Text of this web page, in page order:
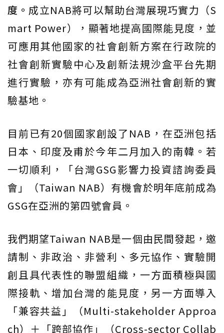
度。 成立NAB將可以幫助台灣展現巧實力（S
mart Power），顯著地提高國際能見度，並
可應用其他國家的社會創新方案在行政院的
社會創新實驗中心及創新法規沙盒平台先期
進行實驗，亦有可能成為亞洲社會創新的實
驗基地。
目前已有20個國家創設了NAB，在亞洲包括
日本、印度及甫於今年二月加入的南韓。若
一切順利，「台灣GSG影響力投資諮詢委員
會」（Taiwan NAB）有機會於明年底前成為
GSG在亞洲的第四號會員。
我們期望Taiwan NAB是一個由民間發起，邀
請制、非政治、非營利、多元協作、實驗開
創且具代表性的聯盟組織，一方面積極與國
際接軌、增加台灣的能見度，另一方面導入
「兼容共益」（Multi-stakeholder Approa
ch）＋「跨部協作」（Cross-sector Collab